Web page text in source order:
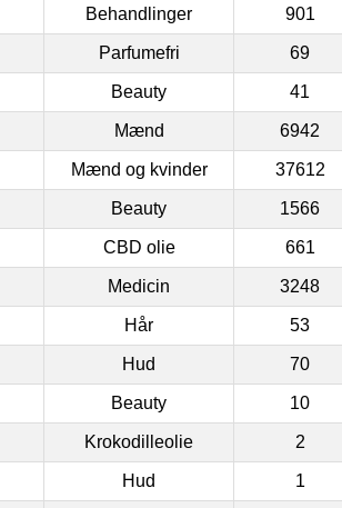
Behandlinger 901
Parfumefri 69
Beauty 41
Mænd 6942
Mænd og kvinder 37612
Beauty 1566
CBD olie 661
Medicin 3248
Hår 53
Hud 70
Beauty 10
Krokodilleolie 2
Hud 1